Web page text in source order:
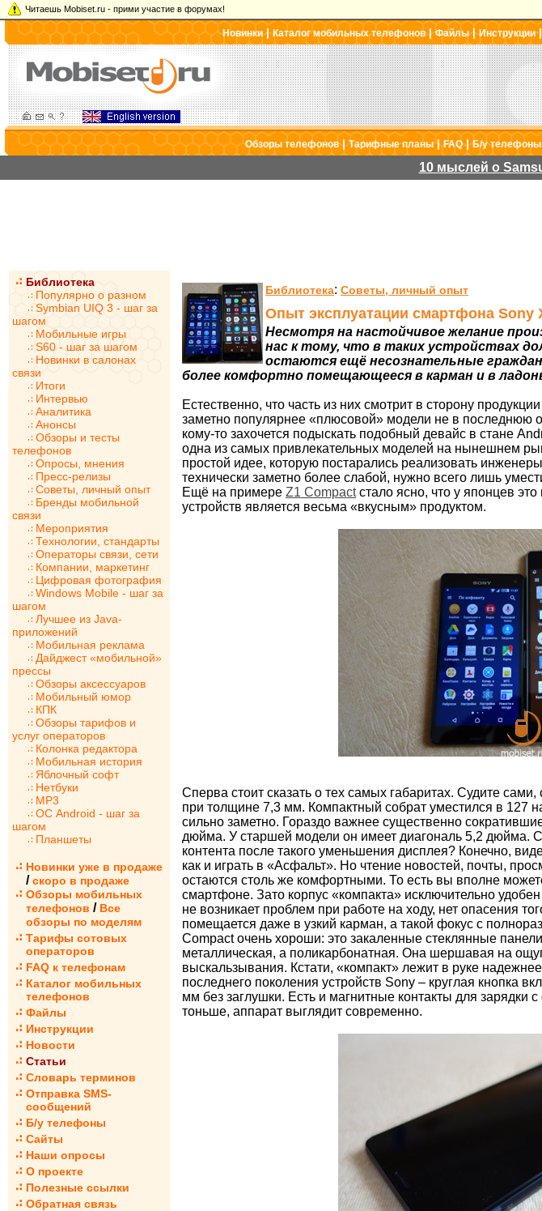
Читаешь Mobiset.ru - прими участие в форумах!
Новинки|Каталог мобильных телефонов|Файлы|Инструкции
Обзоры телефонов|Тарифные планы|FAQ|Б/у телефоны
10 мыслей о
Библиотека
Популярно о разном
Symbian UIQ 3 - шаг за
шагом
Мобильные игры
S60 - шаг за шагом
Новинки в салонах
связи
Итоги
Интервью
Аналитика
Анонсы
Обзоры и тесты
телефонов
Опросы, мнения
Пресс-релизы
Советы, личный опыт
Бренды мобильной
связи
Мероприятия
Технологии, стандарты
Операторы связи, сети
Компании, маркетинг
Цифровая фотография
Windows Mobile - шаг за
шагом
Лучшее из Java-
приложений
Мобильная реклама
Дайджест «мобильной»
прессы
Обзоры аксессуаров
Мобильный юмор
КПК
Обзоры тарифов и
услуг операторов
Колонка редактора
Мобильная история
Яблочный софт
Нетбуки
MP3
ОС Android - шаг за
шагом
Планшеты
Новинки уже в продаже
/ скоро в продаже
Обзоры мобильных
телефонов / Все
обзоры по моделям
Тарифы сотовых
операторов
FAQ к телефонам
Каталог мобильных
телефонов
Файлы
Инструкции
Новости
Статьи
Словарь терминов
Отправка SMS-
сообщений
Б/у телефоны
Сайты
Наши опросы
О проекте
Полезные ссылки
Обратная связь
Библиотека: Советы, личный опыт
Опыт эксплуатации смартфона Sony
Несмотря на настойчивое желание
нас к тому, что в таких устройствах
остаются ещё несознательные
более комфортно помещающееся в карман и в
Естественно, что часть из них смотрит в сторону
заметно популярнее «плюсовой» модели не в последнюю
кому-то захочется подыскать подобный девайс в стане
одна из самых привлекательных моделей на нынешнем
простой идее, которую постарались реализовать
технически заметно более слабой, нужно всего лишь
Ещё на примере Z1 Compactстало ясно, что у японцев это
устройств является весьма «вкусным» продуктом.
Сперва стоит сказать о тех самых габаритах. Судите
при толщине 7,3 мм. Компактный собрат уместился в 127
сильно заметно. Гораздо важнее существенно
дюйма. У старшей модели он имеет диагональ 5,2 дюйма.
контента после такого уменьшения дисплея? Конечно,
как и играть в «Асфальт». Но чтение новостей, почты,
остаются столь же комфортными. То есть вы вполне
смартфоне. Зато корпус «компакта» исключительно
не возникает проблем при работе на ходу, нет опасения
помещается даже в узкий карман, а такой фокус с
Compact очень хороши: это закаленные стеклянные
металлическая, а поликарбонатная. Она шершавая на
выскальзывания. Кстати, «компакт» лежит в руке
последнего поколения устройств Sony – круглая кнопка
мм без заглушки. Есть и магнитные контакты для зарядки
тоньше, аппарат выглядит современно.